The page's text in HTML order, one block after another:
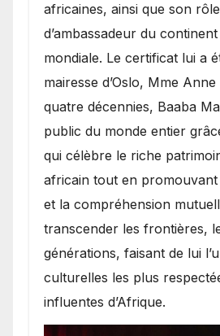
africaines, ainsi que son
d’ambassadeur du continent
mondiale. Le certificat lui a
mairesse d’Oslo, Mme
quatre décennies, Baaba
public du monde entier
qui célèbre le riche
africain tout en promouvant
et la compréhension
transcender les frontières,
générations, faisant de lui
culturelles les plus
influentes d’Afrique.